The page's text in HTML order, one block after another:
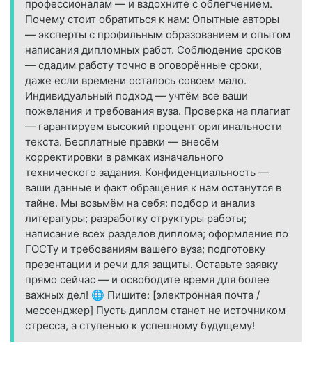
профессионалам — и вздохните с облегчением.
Почему стоит обратиться к нам: Опытные авторы
— эксперты с профильным образованием и опытом
написания дипломных работ. Соблюдение сроков
— сдадим работу точно в оговорённые сроки,
даже если времени осталось совсем мало.
Индивидуальный подход — учтём все ваши
пожелания и требования вуза. Проверка на плагиат
— гарантируем высокий процент оригинальности
текста. Бесплатные правки — внесём
корректировки в рамках изначального
технического задания. Конфиденциальность —
ваши данные и факт обращения к нам останутся в
тайне. Мы возьмём на себя: подбор и анализ
литературы; разработку структуры работы;
написание всех разделов диплома; оформление по
ГОСТу и требованиям вашего вуза; подготовку
презентации и речи для защиты. Оставьте заявку
прямо сейчас — и освободите время для более
важных дел! 🌐 Пишите: [электронная почта /
мессенджер] Пусть диплом станет не источником
стресса, а ступенью к успешному будущему!